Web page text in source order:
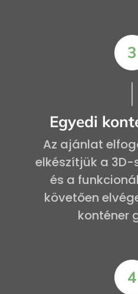
Egyedi
Az ajánlat
elkészítjük a
és a
követően
konténer